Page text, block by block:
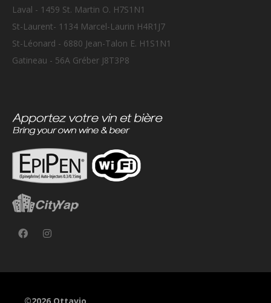
Laval - 1459 St. Martin O. H7S1N1
St-Laurent- 1134 Marcel-Laurin H4R1J7
St-Léonard - 6880 Jean-Talon E. H1S1N1
Gatineau - 56A Gréber J8T3P8